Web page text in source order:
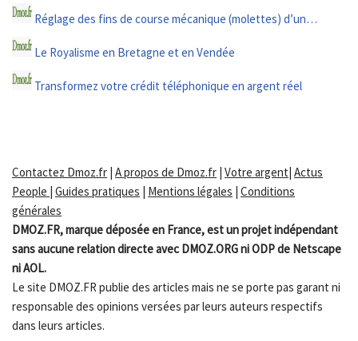
Réglage des fins de course mécanique (molettes) d’un…
Le Royalisme en Bretagne et en Vendée
Transformez votre crédit téléphonique en argent réel
Contactez Dmoz.fr | A propos de Dmoz.fr | Votre argent| Actus
People | Guides pratiques | Mentions légales | Conditions
générales
DMOZ.FR, marque déposée en France, est un projet indépendant
sans aucune relation directe avec DMOZ.ORG ni ODP de Netscape
ni AOL.
Le site DMOZ.FR publie des articles mais ne se porte pas garant ni
responsable des opinions versées par leurs auteurs respectifs
dans leurs articles.